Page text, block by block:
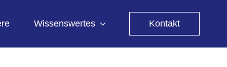
Wissenswertes Kontakt